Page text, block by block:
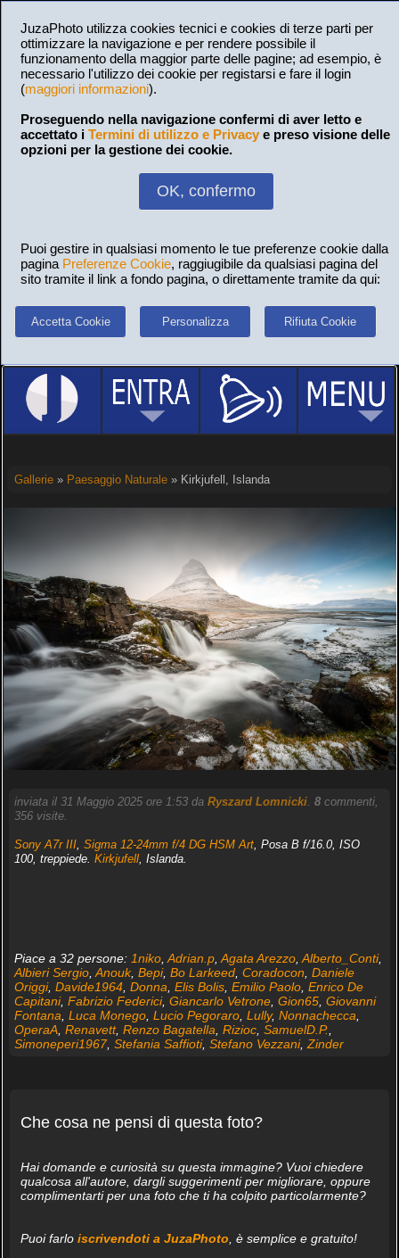
JuzaPhoto utilizza cookies tecnici e cookies di terze parti per
ottimizzare la navigazione e per rendere possibile il
funzionamento della maggior parte delle pagine; ad esempio, è
necessario l'utilizzo dei cookie per registarsi e fare il login
(maggiori informazioni).
Proseguendo nella navigazione confermi di aver letto e
accettato i Termini di utilizzo e Privacy e preso visione delle
opzioni per la gestione dei cookie.
OK, confermo
Puoi gestire in qualsiasi momento le tue preferenze cookie dalla
pagina Preferenze Cookie, raggiugibile da qualsiasi pagina del
sito tramite il link a fondo pagina, o direttamente tramite da qui:
Accetta Cookie Personalizza Rifiuta Cookie
Gallerie» Paesaggio Naturale» Kirkjufell, Islanda
inviata il 31 Maggio 2025 ore 1:53 da Ryszard Lomnicki. 8commenti,
356 visite.
Sony A7r III, Sigma 12-24mm f/4 DG HSM Art, Posa B f/16.0, ISO
100, treppiede. Kirkjufell, Islanda.
Piace a 32 persone: 1niko, Adrian.p, Agata Arezzo, Alberto_Conti,
Albieri Sergio, Anouk, Bepi, Bo Larkeed, Coradocon Daniele
Origgi, Davide1964, Donna Elis Bolis, Emilio Paolo, Enrico De
Capitani, Fabrizio Federici, Giancarlo Vetrone, Gion65, Giovanni
Fontana Luca Monego, Lucio Pegoraro, Lully, Nonnachecca
OperaA, Renavett, Renzo Bagatella Rizioc, SamuelD.P.
Simoneperi1967, Stefania Saffioti, Stefano Vezzani, Zinder
Che cosa ne pensi di questa foto?
Hai domande e curiosità su questa immagine? Vuoi chiedere
qualcosa all'autore, dargli suggerimenti per migliorare, oppure
complimentarti per una foto che ti ha colpito particolarmente?
Puoi farlo iscrivendoti a JuzaPhoto , è semplice e gratuito!